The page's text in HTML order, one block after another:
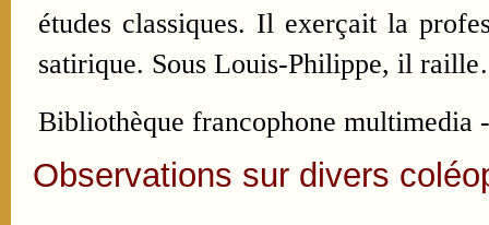
études classiques. Il exerçait la
satirique. Sous Louis-Philippe, il
Bibliothèque francophone
Observations sur divers